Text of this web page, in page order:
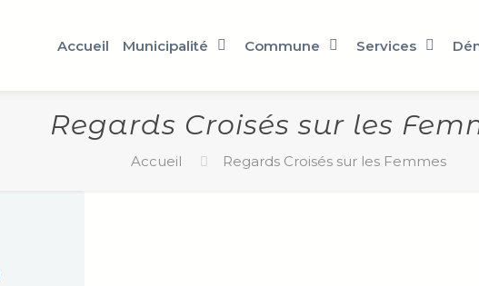
Accueil Municipalité Commune Services
Regards Croisés sur les
Accueil Regards Croisés sur les Femmes